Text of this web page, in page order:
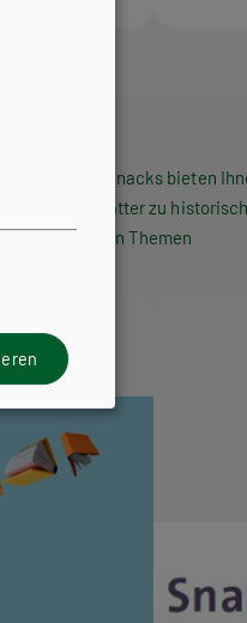
Die HPT Snacks bieten
Arbeitsblätter zu
politischen Themen